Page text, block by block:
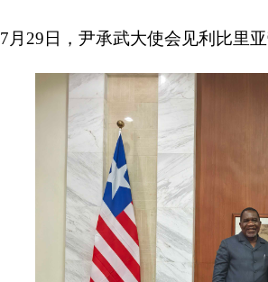
7月29日，尹承武大使会见利比里